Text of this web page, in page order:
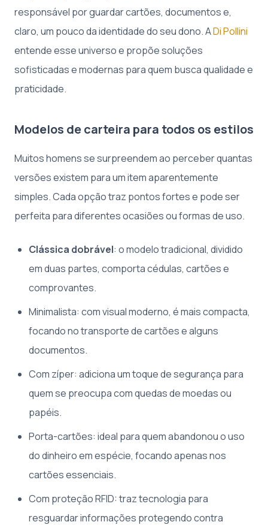
responsável por guardar cartões, documentos e,
claro, um pouco da identidade do seu dono. ADi Pollini
entende esse universo e propõe soluções
sofisticadas e modernas para quem busca qualidade e
praticidade.
Modelos de carteira para todos os estilos
Muitos homens se surpreendem ao perceber quantas
versões existem para um item aparentemente
simples. Cada opção traz pontos fortes e pode ser
perfeita para diferentes ocasiões ou formas de uso.
Clássica dobrável: o modelo tradicional, dividido
em duas partes, comporta cédulas, cartões e
comprovantes.
Minimalista: com visual moderno, é mais compacta,
focando no transporte de cartões e alguns
documentos.
Com zíper: adiciona um toque de segurança para
quem se preocupa com quedas de moedas ou
papéis.
Porta-cartões: ideal para quem abandonou o uso
do dinheiro em espécie, focando apenas nos
cartões essenciais.
Com proteção RFID: traz tecnologia para
resguardar informações protegendo contra